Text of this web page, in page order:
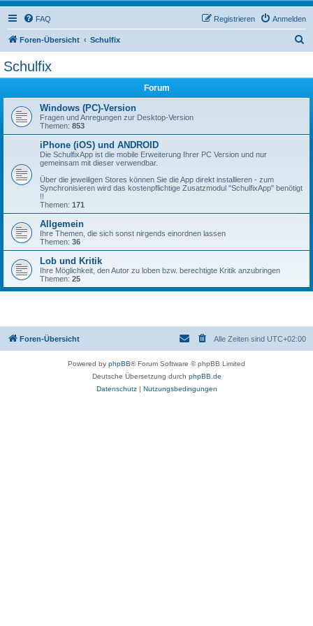
FAQ Anmelden
Registrieren
Foren-Übersicht Schulfix
Schulfix
Forum
Windows (PC)-Version
Fragen und Anregungen zur Desktop-Version
Themen: 853
iPhone (iOS) und ANDROID
Die SchulfixApp ist die mobile Erweiterung Ihrer PC Version und nur
gemeinsam mit dieser verwendbar.
Über die jeweiligen Stores können Sie die App direkt installieren - zum
Synchronisieren wird das kostenpflichtige Zusatzmodul "SchulfixApp" benötigt
!!
Themen: 171
Allgemein
Ihre Themen, die sich sonst nirgends einordnen lassen
Themen: 36
Lob und Kritik
Ihre Möglichkeit, den Autor zu loben bzw. berechtigte Kritik anzubringen
Themen: 25
Foren-Übersicht Alle Zeiten sind UTC+02:00
Powered by phpBB® Forum Software © phpBB Limited
Deutsche Übersetzung durch phpBB.de
Datenschutz| Nutzungsbedingungen